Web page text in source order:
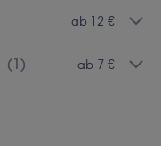
ab 12 €
(1) ab 7 €